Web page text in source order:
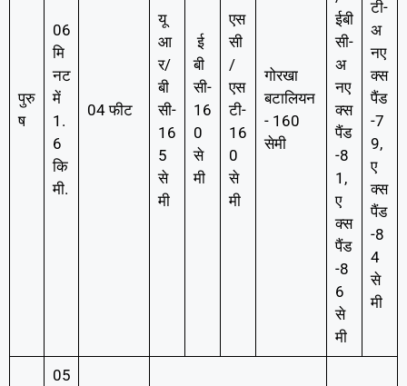
पुरु
ष
06
मि
नट
में
1.
6
कि
मी.
04 फीट
यू
आ
र/
बी
सी-
16
5
से
मी
ई
बी
सी-
16
0
से
मी
एस
सी
/
एस
टी-
16
0
से
मी
गोरखा
बटालियन
- 160
सेमी
ईबी
सी-
अ
नए
क्स
पैंड
-8
1,
ए
क्स
पैंड
-8
6
से
मी
टी-
अ
नए
क्स
पैंड
-7
9,
ए
क्स
पैंड
-8
4
से
मी
05